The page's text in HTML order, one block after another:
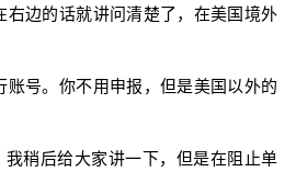
右边的话就讲问清楚了，在美国境外
账号。你不用申报，但是美国以外的
稍后给大家讲一下，但是在阻止单